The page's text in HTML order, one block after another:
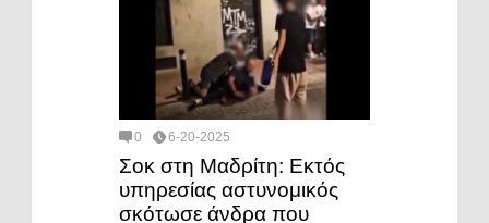
0 6-20-2025
Σοκ στη Μαδρίτη: Εκτός
υπηρεσίας αστυνομικός
σκότωσε άνδρα που